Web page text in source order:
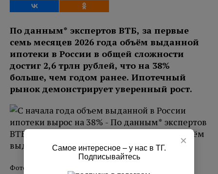
По данным* экспертов ВТБ, за первые
семь месяцев 2026 года объём выданной
ипотеки в России в общей сложности
достиг 2,6 трлн рублей, что на 38%
больше, чем годом ранее. Ипотечный
рынок демонстрирует уверенный рост.
Фото: magnific
×
Самое интересное – у нас в ТГ.
Подписывайтесь